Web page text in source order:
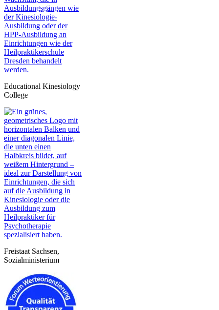
Educational Kinesiology
College
Freistaat Sachsen,
Sozialministerium